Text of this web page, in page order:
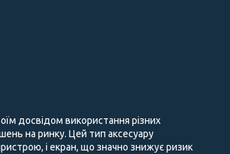
досвідом використання різних
на ринку. Цей тип аксесуару
і екран, що значно знижує ризик